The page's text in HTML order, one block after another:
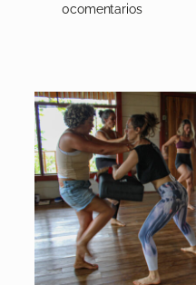
0comentarios